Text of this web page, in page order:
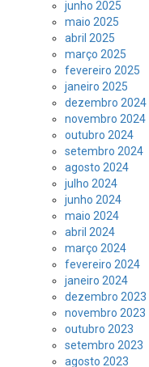
junho 2025
maio 2025
abril 2025
março 2025
fevereiro 2025
janeiro 2025
dezembro 2024
novembro 2024
outubro 2024
setembro 2024
agosto 2024
julho 2024
junho 2024
maio 2024
abril 2024
março 2024
fevereiro 2024
janeiro 2024
dezembro 2023
novembro 2023
outubro 2023
setembro 2023
agosto 2023